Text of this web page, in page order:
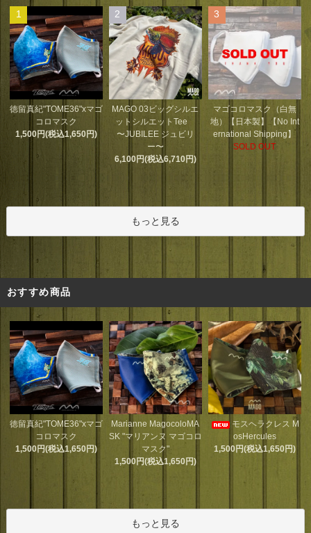
1
徳留真紀"TOME36"xマゴ
コロマスク
1,500円(税込1,650円)
2
MAGO 03ビッグシルエ
ットシルエットTee
〜JUBILEE ジュビリ
ー〜
6,100円(税込6,710円)
3
マゴコロマスク（白無
地）【日本製】【No Int
ernational Shipping】
SOLD OUT
もっと見る
おすすめ商品
徳留真紀"TOME36"xマゴ
コロマスク
1,500円(税込1,650円)
Marianne MagocoloMA
SK "マリアンヌ マゴコロ
マスク"
1,500円(税込1,650円)
モスヘラクレス M
osHercules
1,500円(税込1,650円)
もっと見る